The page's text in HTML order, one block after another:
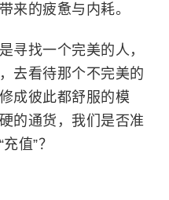
来的疲惫与内耗。
寻找一个完美的人，
去看待那个不完美的
成彼此都舒服的模
的通货，我们是否准
值”？